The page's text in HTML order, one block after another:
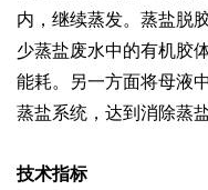
内，继续蒸发。蒸盐脱
少蒸盐废水中的有机胶
能耗。另一方面将母液
蒸盐系统，达到消除蒸
技术指标